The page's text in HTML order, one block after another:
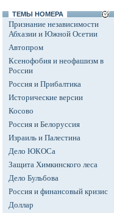
ТЕМЫ НОМЕРА
Признание независимости
Абхазии и Южной Осетии
Автопром
Ксенофобия и неофашизм в
России
Россия и Прибалтика
Исторические версии
Косово
Россия и Белоруссия
Израиль и Палестина
Дело ЮКОСа
Защита Химкинского леса
Дело Бульбова
Россия и финансовый кризис
Доллар